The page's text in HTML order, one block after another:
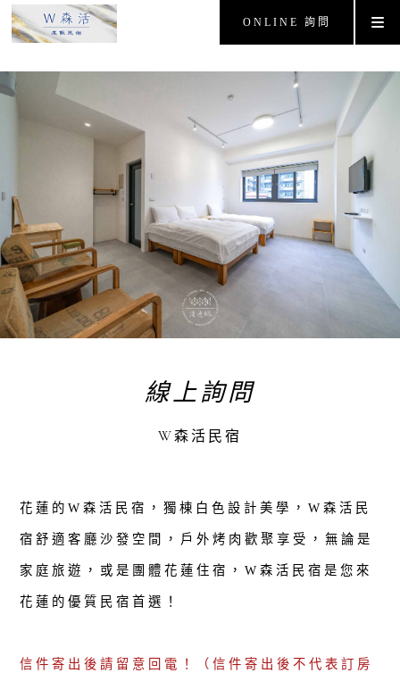
ONLINE 詢問
線上詢問
W森活民宿
花蓮的W森活民宿，獨棟白色設計美學，W森活民
宿舒適客廳沙發空間，戶外烤肉歡聚享受，無論是
家庭旅遊，或是團體花蓮住宿，W森活民宿是您來
花蓮的優質民宿首選！
信件寄出後請留意回電！（信件寄出後不代表訂房